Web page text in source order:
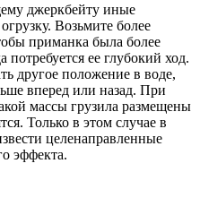
джеркбейту иные
Возьмите более
приманка была более
потребуется ее глубокий ход.
другое положение в воде,
вперед или назад. При
массы грузила размещены
Только в этом случае в
целенаправленные
эффекта.